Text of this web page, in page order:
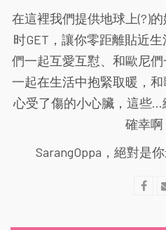
在這裡我們提供地球上(?)
时GET，讓你零距離貼近
們一起互愛互懟、和歐尼
一起在生活中抱緊取暖，
心受了傷的小心臟，這些
確幸啊
SarangOppa，絕對是